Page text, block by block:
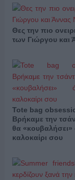
Θες την πιο
των Γιώργου και
Tote bag
Βρήκαμε την
θα «κουβαλήσει»
καλοκαίρι σου